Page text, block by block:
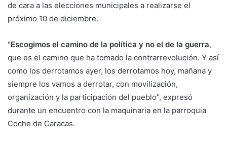
de cara a las elecciones municipales a realizarse el
próximo 10 de diciembre.
"Escogimos el camino de la política y no el de la guerra,
que es el camino que ha tomado la contrarrevolución. Y así
como los derrotamos ayer, los derrotamos hoy, mañana y
siempre los vamos a derrotar, con movilización,
organización y la participación del pueblo", expresó
durante un encuentro con la maquinaria en la parroquia
Coche de Caracas.